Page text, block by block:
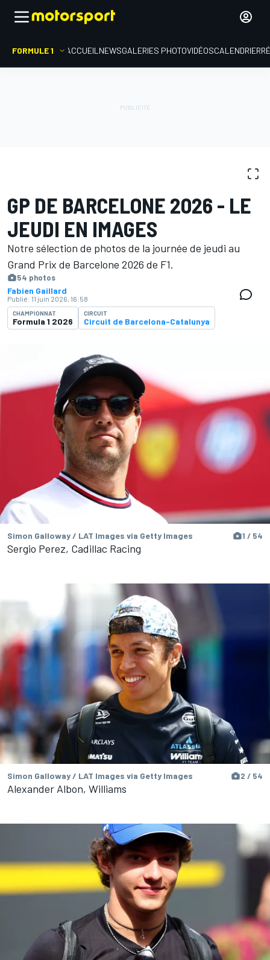
FORMULE 1 ACCUEIL NEWSGALERIES PHOTOVIDÉOSCALENDRIER
GP DE BARCELONE 2026 - LE
JEUDI EN IMAGES
Notre sélection de photos de la journée de jeudi au
Grand Prix de Barcelone 2026 de F1.
54 photos
Fabien Gaillard
Publié: 11 juin 2026, 16:58
CHAMPIONNAT
Formula 1 2026
CIRCUIT
Circuit de Barcelona-Catalunya
Simon Galloway / LAT Images via Getty Images 1 / 54
Sergio Perez, Cadillac Racing
Simon Galloway / LAT Images via Getty Images 2 / 54
Alexander Albon, Williams